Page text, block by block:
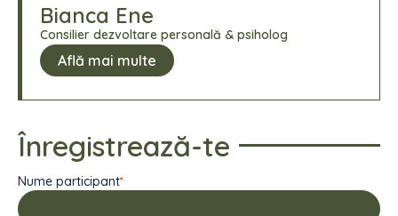
Bianca Ene
Consilier dezvoltare personală & psiholog
Află mai multe
Înregistrează-te
Nume participant*